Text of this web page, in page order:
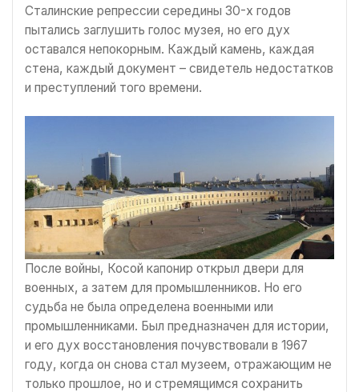
Сталинские репрессии середины 30-х годов
пытались заглушить голос музея, но его дух
оставался непокорным. Каждый камень, каждая
стена, каждый документ – свидетель недостатков
и преступлений того времени.
После войны, Косой капонир открыл двери для
военных, а затем для промышленников. Но его
судьба не была определена военными или
промышленниками. Был предназначен для истории,
и его дух восстановления почувствовали в 1967
году, когда он снова стал музеем, отражающим не
только прошлое, но и стремящимся сохранить